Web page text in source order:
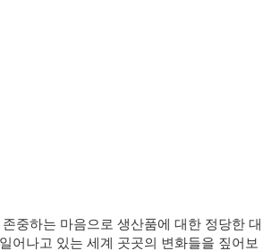
중하는 마음으로 생산품에 대한 정당한 대
어나고 있는 세계 곳곳의 변화들을 짚어보